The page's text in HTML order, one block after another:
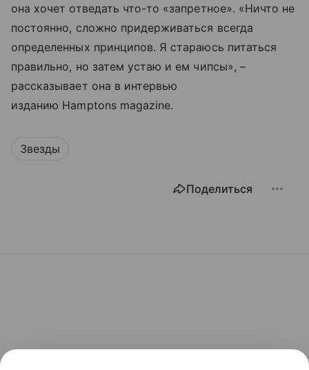
она хочет отведать что-то «запретное». «Ничто не
постоянно, сложно придерживаться всегда
определенных принципов. Я стараюсь питаться
правильно, но затем устаю и ем чипсы», –
рассказывает она в интервью
изданию Hamptons magazine.
Звезды
Поделиться